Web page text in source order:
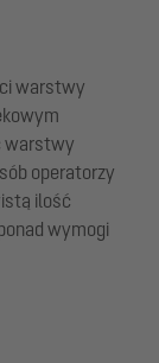
warstwy
warstwy
operatorzy
ilość
wymogi